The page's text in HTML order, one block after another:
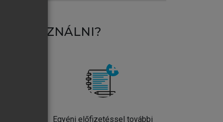
HASZNÁLNI?
Egyéni előfizetéssel további